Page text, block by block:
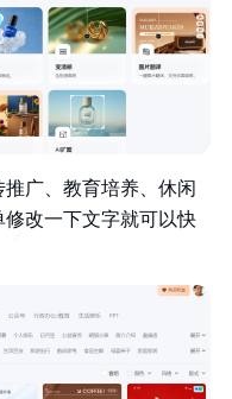
广、教育培养、休闲
改一下文字就可以快